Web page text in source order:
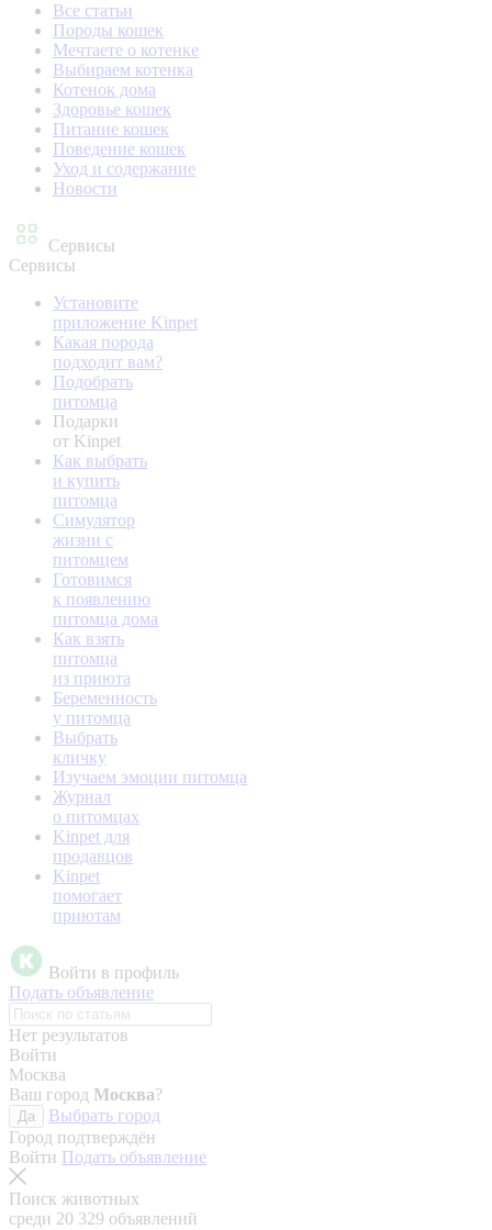
Все статьи
Породы кошек
Мечтаете о котенке
Выбираем котенка
Котенок дома
Здоровье кошек
Питание кошек
Поведение кошек
Уход и содержание
Новости
Сервисы
Сервисы
Установите
приложение Kinpet
Какая порода
подходит вам?
Подобрать
питомца
Подарки
от Kinpet
Как выбрать
и купить
питомца
Симулятор
жизни с
питомцем
Готовимся
к появлению
питомца дома
Как взять
питомца
из приюта
Беременность
у питомца
Выбрать
кличку
Изучаем эмоции питомца
Журнал
о питомцах
Kinpet для
продавцов
Kinpet
помогает
приютам
Войти в профиль
Подать объявление
Нет результатов
Войти
Москва
Ваш город Москва?
Да
Выбрать город
Город подтверждён
Войти Подать объявление
Поиск животных
среди 20 329 объявлений